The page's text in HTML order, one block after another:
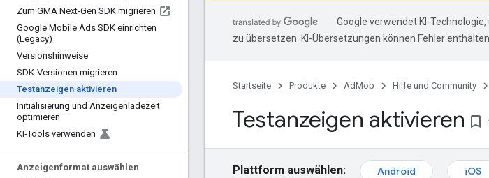
Zum GMA Next-Gen SDK migrieren
Google Mobile Ads SDK einrichten
(Legacy)
Versionshinweise
SDK-Versionen migrieren
Testanzeigen aktivieren
Initialisierung und Anzeigenladezeit
optimieren
KI‑Tools verwenden
Anzeigenformat auswählen
Google verwendet KI-
zu übersetzen. KI-Übersetzungen können Fehler enthalten.
Startseite Produkte AdMob Hilfe und Community
Testanzeigen aktivieren bookmark_border
Plattform auswählen: Android iOS